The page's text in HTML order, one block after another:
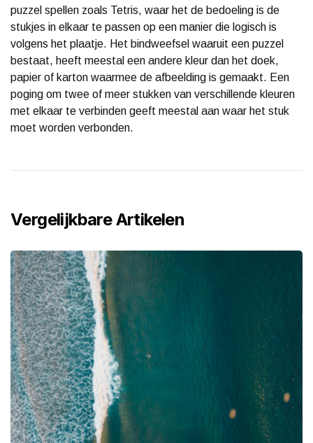
puzzel spellen zoals Tetris, waar het de bedoeling is de
stukjes in elkaar te passen op een manier die logisch is
volgens het plaatje. Het bindweefsel waaruit een puzzel
bestaat, heeft meestal een andere kleur dan het doek,
papier of karton waarmee de afbeelding is gemaakt. Een
poging om twee of meer stukken van verschillende kleuren
met elkaar te verbinden geeft meestal aan waar het stuk
moet worden verbonden.
Vergelijkbare Artikelen